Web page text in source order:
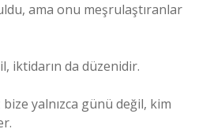
ama onu meşrulaştıranlar
iktidarın da düzenidir.
yalnızca günü değil, kim